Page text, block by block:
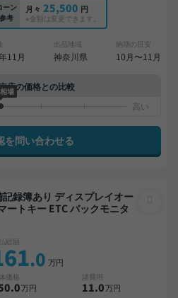
ーン
参考
月々 25,500 円
※金額は変更できます。
11月
出品地域
神奈川県
納期の目安
10月〜11月
店の価格との比較
場
を問い合わせる
ートキー ETC バックモニタ
総額
.0 万円
価格
.0万円
諸費用
11.0万円